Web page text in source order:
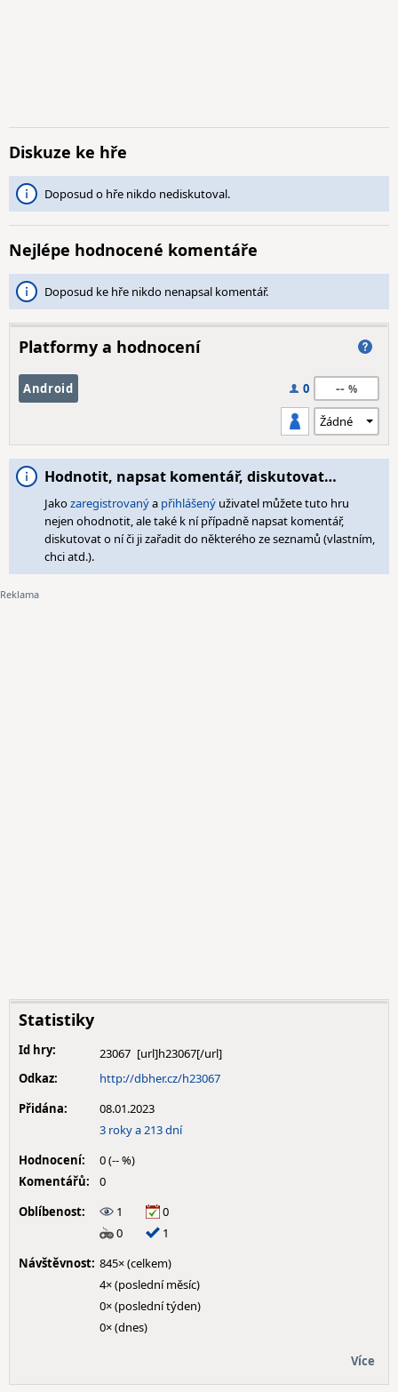
Diskuze ke hře
Doposud o hře nikdo nediskutoval.
Nejlépe hodnocené komentáře
Doposud ke hře nikdo nenapsal komentář.
Platformy a hodnocení
Android 0 --
Hodnotit, napsat komentář, diskutovat…
Jakozaregistrovanýa přihlášený uživatel můžete tuto hru
nejen ohodnotit, ale také k ní případně napsat komentář,
diskutovat o ní či ji zařadit do některého ze seznamů (vlastním,
chci atd.).
Statistiky
Id hry:
23067
Odkaz:
http://dbher.cz/h23067
Přidána:
08.01.2023
3 roky a 213 dní
Hodnocení:
0 (-- %)
Komentářů:
0
Oblíbenost:
1
0
0
1
Návštěvnost: 845× (celkem)
4× (poslední měsíc)
0× (poslední týden)
0× (dnes)
Více